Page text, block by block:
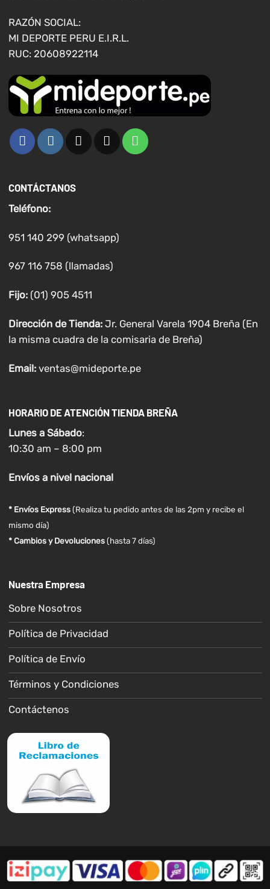
RAZÓN SOCIAL:
MI DEPORTE PERU E.I.R.L.
RUC: 20608922114
CONTÁCTANOS
Teléfono:
951 140 299 (whatsapp)
967 116 758 (llamadas)
Fijo:(01) 905 4511
Dirección de Tienda: Jr. General Varela 1904 Breña (En
la misma cuadra de la comisaria de Breña)
Email: ventas@mideporte.pe
HORARIO DE ATENCIÓN TIENDA BREÑA
Lunes a Sábado:
10:30 am – 8:00 pm
Envíosa nivel nacional
* Envíos Express(Realiza tu pedido antes de las 2pm y recibe el
mismo día)
* Cambios y Devoluciones (hasta 7 días)
Nuestra Empresa
Sobre Nosotros
Política de Privacidad
Política de Envío
Términos y Condiciones
Contáctenos